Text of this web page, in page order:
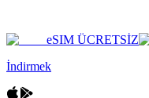
eSIM ÜCRETSİZ
İndirmek